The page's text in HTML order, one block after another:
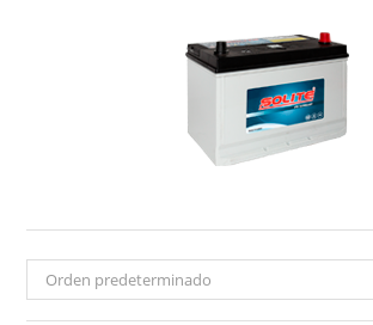
Orden predeterminado